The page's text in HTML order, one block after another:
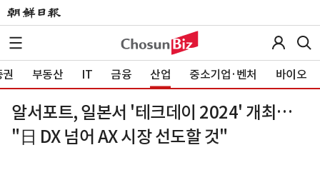
부동산 IT 금융 산업 중소기업·벤처 바이오
알서포트, 일본서 '테크데이 2024' 개최…
"日 DX 넘어 AX 시장 선도할 것"